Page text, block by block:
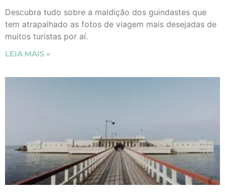
Descubra tudo sobre a maldição dos guindastes que
tem atrapalhado as fotos de viagem mais desejadas de
muitos turistas por aí.
LEIA MAIS »